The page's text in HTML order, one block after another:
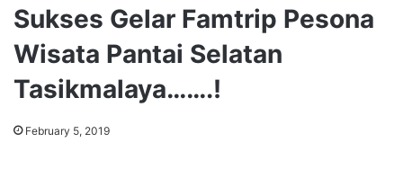
Sukses Gelar Famtrip Pesona
Wisata Pantai Selatan
Tasikmalaya…….!
February 5, 2019